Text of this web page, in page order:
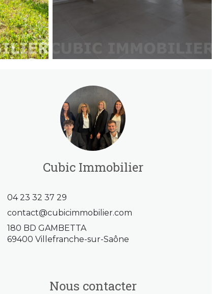
Cubic Immobilier
04 23 32 37 29
contact@cubicimmobilier.com
180 BD GAMBETTA
69400 Villefranche-sur-Saône
Nous contacter